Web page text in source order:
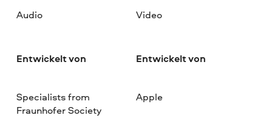
Audio
Entwickelt von
Specialists from
Fraunhofer Society
Video
Entwickelt von
Apple